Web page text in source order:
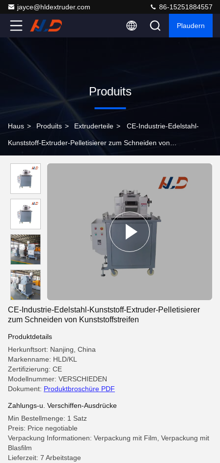
jayce@hldextruder.com 86-15251884557
Plaudern
Produits
Haus > Produits > Extruderteile > CE-Industrie-Edelstahl-
Kunststoff-Extruder-Pelletisierer zum Schneiden von
CE-Industrie-Edelstahl-Kunststoff-Extruder-Pelletisierer
zum Schneiden von Kunststoffstreifen
Produktdetails
Herkunftsort: Nanjing, China
Markenname: HLD/KL
Zertifizierung: CE
Modellnummer: VERSCHIEDEN
Dokument: Produktbroschüre PDF
Zahlungs-u. Verschiffen-Ausdrücke
Min Bestellmenge: 1 Satz
Preis: Price negotiable
Verpackung Informationen: Verpackung mit Film, Verpackung mit
Blasfilm
Lieferzeit: 7 Arbeitstage